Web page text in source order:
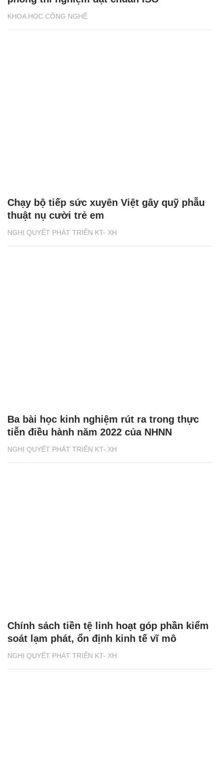
KHOA HỌC CÔNG NGHỆ
NGHỊ QUYẾT PHÁT TRIỂN KT- XH
Chạy bộ tiếp sức xuyên Việt gây quỹ phẫu
thuật nụ cười trẻ em
NGHỊ QUYẾT PHÁT TRIỂN KT- XH
Ba bài học kinh nghiệm rút ra trong thực
tiễn điều hành năm 2022 của NHNN
NGHỊ QUYẾT PHÁT TRIỂN KT- XH
Chính sách tiền tệ linh hoạt góp phần kiểm
soát lạm phát, ổn định kinh tế vĩ mô